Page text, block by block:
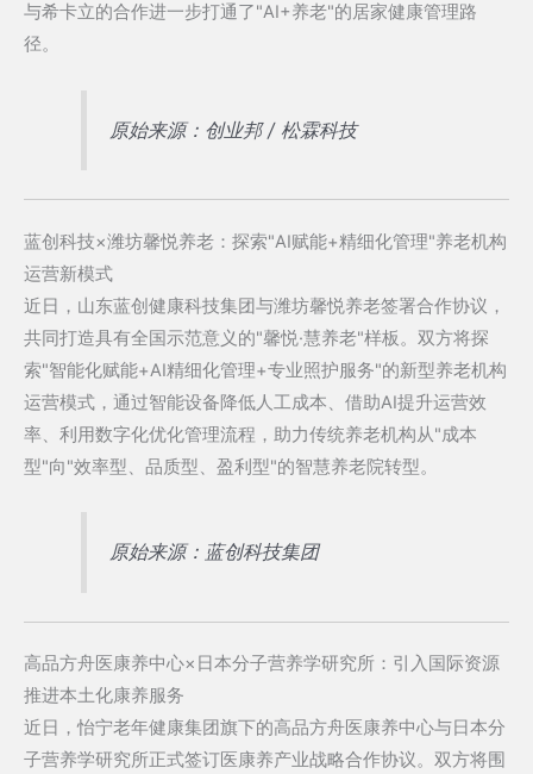
与希卡立的合作进一步打通了"AI+养老"的居家健康管理路
径。
原始来源：创业邦 / 松霖科技
蓝创科技×潍坊馨悦养老：探索"AI赋能+精细化管理"养老机构
运营新模式
近日，山东蓝创健康科技集团与潍坊馨悦养老签署合作协议，
共同打造具有全国示范意义的"馨悦·慧养老"样板。双方将探
索"智能化赋能+AI精细化管理+专业照护服务"的新型养老机构
运营模式，通过智能设备降低人工成本、借助AI提升运营效
率、利用数字化优化管理流程，助力传统养老机构从"成本
型"向"效率型、品质型、盈利型"的智慧养老院转型。
原始来源：蓝创科技集团
高品方舟医康养中心×日本分子营养学研究所：引入国际资源
推进本土化康养服务
近日，怡宁老年健康集团旗下的高品方舟医康养中心与日本分
子营养学研究所正式签订医康养产业战略合作协议。双方将围